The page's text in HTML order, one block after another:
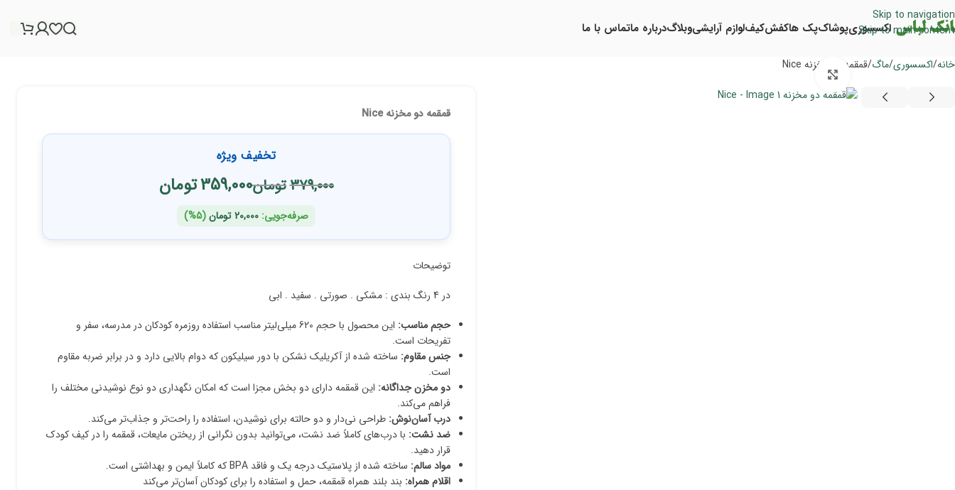
Skip to navigation
Skip to main content
اکسسوریپوشاکپک هاکفشکیفلوازم آرایشیوبلاگدرباره ماتماس با ما
خانه اکسسوری ماگ قمقمه دو مخزنه Nice
برای بزرگنمایی کلیک کنید
قمقمه دو مخزنه Nice
تخفیف ویژه
379,000تومان359,000تومان
صرفه‌جویی: 20,000 تومان(5%)
توضیحات
در 4 رنگ بندی : مشکی . صورتی . سفید . ابی
حجم مناسب:
این محصول با حجم 620 میلی‌لیتر مناسب استفاده روزمره کودکان در مدرسه، سفر و
تفریحات است.
جنس مقاوم: ساخته شده از آکریلیک نشکن با دور سیلیکون که دوام بالایی دارد و در برابر ضربه مقاوم
است.
دو مخزن جداگانه: این قمقمه دارای دو بخش مجزا است که امکان نگهداری دو نوع نوشیدنی مختلف را
فراهم می‌کند.
درب آسان‌نوش: طراحی نی‌دار و دو حالته برای نوشیدن، استفاده را راحت‌تر و جذاب‌تر می‌کند.
ضد نشت: با درب‌های کاملاً ضد نشت، می‌توانید بدون نگرانی از ریختن مایعات، قمقمه را در کیف کودک
قرار دهید.
مواد سالم: ساخته شده از پلاستیک درجه یک و فاقد BPA که کاملاً ایمن و بهداشتی است.
اقلام همراه: بند بلند همراه قمقمه، حمل و استفاده را برای کودکان آسان‌تر می‌کند